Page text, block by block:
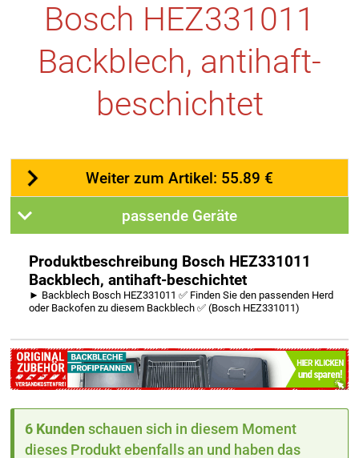
Bosch HEZ331011
Backblech, antihaft-
beschichtet
Weiter zum Artikel: 55.89 €
passende Geräte
Produktbeschreibung Bosch HEZ331011
Backblech, antihaft-beschichtet
► Backblech Bosch HEZ331011 ✅ Finden Sie den passenden Herd
oder Backofen zu diesem Backblech ✅ (Bosch HEZ331011)
6 Kunden schauen sich in diesem Moment
dieses Produkt ebenfalls an und haben das